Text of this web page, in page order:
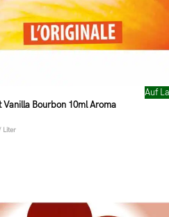
Auf
Vanilla Bourbon 10ml Aroma
Liter